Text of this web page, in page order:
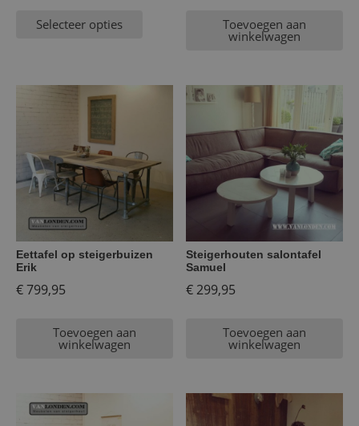
Selecteer opties Toevoegen aan
winkelwagen
Eettafel op steigerbuizen
Erik
€799,95
Toevoegen aan
winkelwagen
Steigerhouten salontafel
Samuel
€299,95
Toevoegen aan
winkelwagen